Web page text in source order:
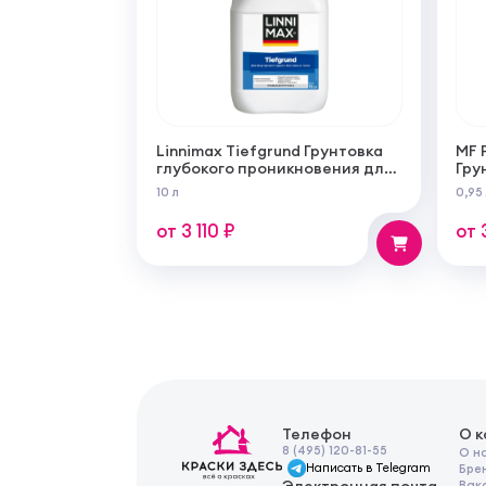
Linnimax Tiefgrund Грунтовка
глубокого проникновения для
внутренних и наружных работ
10 л
от 3 110 ₽
MF
из
0,95
от
Телефон
8 (495) 120-81-55
Написать в Telegram
О
О